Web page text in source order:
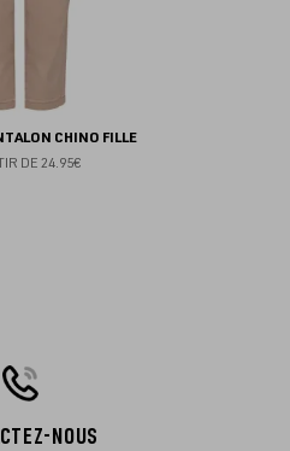
CHINO FILLE
DE 24.95€
NOUS